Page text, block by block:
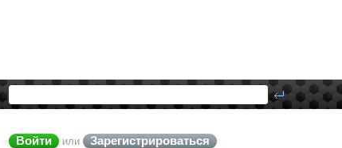
Войти или Зарегистрироваться